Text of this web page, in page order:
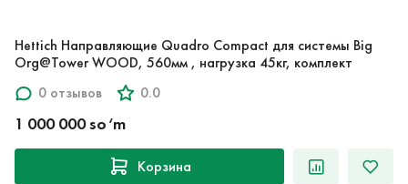
Hettich Направляющие Quadro Compact для системы Big
Org@Tower WOOD, 560мм , нагрузка 45кг, комплект
0 отзывов
0.0
1 000 000 so‘m
Корзина